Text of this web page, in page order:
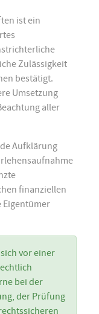
ist ein
Zulässigkeit
bestätigt.
Umsetzung
aller
Aufklärung
finanziellen
Eigentümer
sich vor einer
bei der
der Prüfung